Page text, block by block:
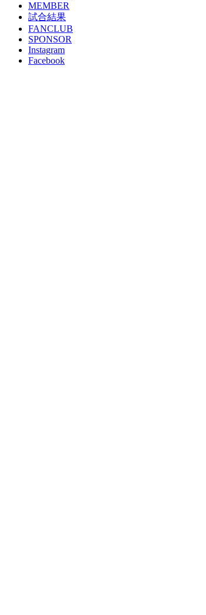
MEMBER
試合結果
FANCLUB
SPONSOR
Instagram
Facebook